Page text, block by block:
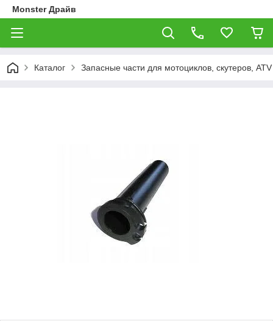
Monster Драйв
Каталог Запасные части для мотоциклов, скутеров, ATV